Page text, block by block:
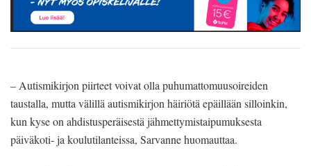
– Autismikirjon piirteet voivat olla puhumattomuusoireiden
taustalla, mutta välillä autismikirjon häiriötä epäillään silloinkin,
kun kyse on ahdistusperäisestä jähmettymistaipumuksesta
päiväkoti- ja koulutilanteissa, Sarvanne huomauttaa.